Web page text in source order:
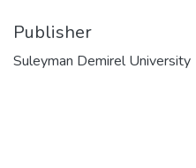
Publisher
Suleyman Demirel University